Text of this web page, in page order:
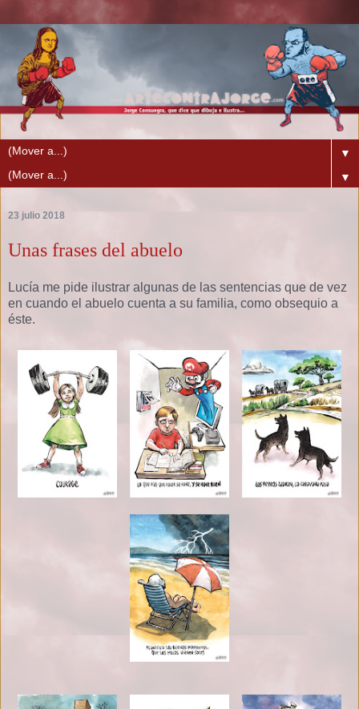
▼
▼
23 julio 2018
Unas frases del abuelo
Lucía me pide ilustrar algunas de las sentencias que de vez
en cuando el abuelo cuenta a su familia, como obsequio a
éste.